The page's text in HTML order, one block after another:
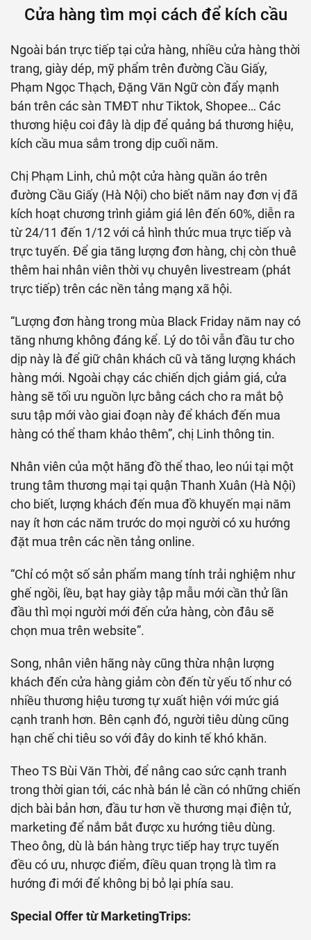
Cửa hàng tìm mọi cách để kích cầu
Ngoài bán trực tiếp tại cửa hàng, nhiều cửa hàng thời
trang, giày dép, mỹ phẩm trên đường Cầu Giấy,
Phạm Ngọc Thạch, Đặng Văn Ngữ còn đẩy mạnh
bán trên các sàn TMĐT như Tiktok, Shopee… Các
thương hiệu coi đây là dịp để quảng bá thương hiệu,
kích cầu mua sắm trong dịp cuối năm.
Chị Phạm Linh, chủ một cửa hàng quần áo trên
đường Cầu Giấy (Hà Nội) cho biết năm nay đơn vị đã
kích hoạt chương trình giảm giá lên đến 60%, diễn ra
từ 24/11 đến 1/12 với cả hình thức mua trực tiếp và
trực tuyến. Để gia tăng lượng đơn hàng, chị còn thuê
thêm hai nhân viên thời vụ chuyên livestream (phát
trực tiếp) trên các nền tảng mạng xã hội.
“Lượng đơn hàng trong mùa Black Friday năm nay có
tăng nhưng không đáng kể. Lý do tôi vẫn đầu tư cho
dịp này là để giữ chân khách cũ và tăng lượng khách
hàng mới. Ngoài chạy các chiến dịch giảm giá, cửa
hàng sẽ tối ưu nguồn lực bằng cách cho ra mắt bộ
sưu tập mới vào giai đoạn này để khách đến mua
hàng có thể tham khảo thêm”, chị Linh thông tin.
Nhân viên của một hãng đồ thể thao, leo núi tại một
trung tâm thương mại tại quận Thanh Xuân (Hà Nội)
cho biết, lượng khách đến mua đồ khuyến mại năm
nay ít hơn các năm trước do mọi người có xu hướng
đặt mua trên các nền tảng online.
“Chỉ có một số sản phẩm mang tính trải nghiệm như
ghế ngồi, lều, bạt hay giày tập mẫu mới cần thử lần
đầu thì mọi người mới đến cửa hàng, còn đâu sẽ
chọn mua trên website”.
Song, nhân viên hãng này cũng thừa nhận lượng
khách đến cửa hàng giảm còn đến từ yếu tố như có
nhiều thương hiệu tương tự xuất hiện với mức giá
cạnh tranh hơn. Bên cạnh đó, người tiêu dùng cũng
hạn chế chi tiêu so với đây do kinh tế khó khăn.
Theo TS Bùi Văn Thời, để nâng cao sức cạnh tranh
trong thời gian tới, các nhà bán lẻ cần có những chiến
dịch bài bản hơn, đầu tư hơn về thương mại điện tử,
marketing để nắm bắt được xu hướng tiêu dùng.
Theo ông, dù là bán hàng trực tiếp hay trực tuyến
đều có ưu, nhược điểm, điều quan trọng là tìm ra
hướng đi mới để không bị bỏ lại phía sau.
Special Offer từ MarketingTrips: